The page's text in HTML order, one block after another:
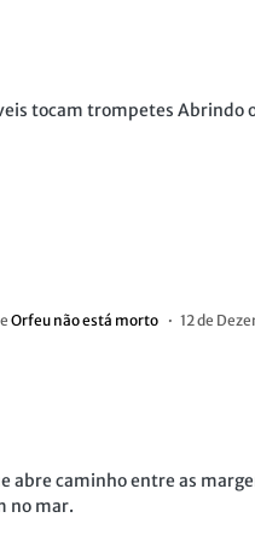
tocam trompetes Abrindo
eOrfeu não está morto 12 de
abre caminho entre as
no mar.